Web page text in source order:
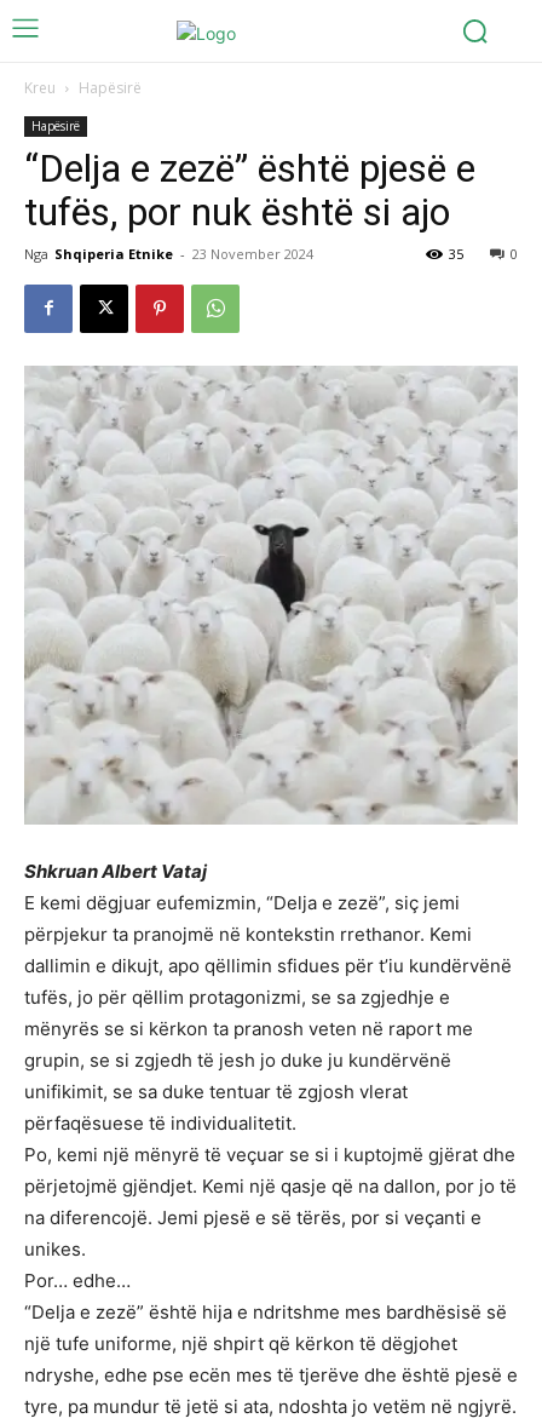
Kreu Hapësirë
Hapësirë
“Delja e zezë” është pjesë e
tufës, por nuk është si ajo
Nga Shqiperia Etnike - 23 November 2024 0
35
Shkruan Albert Vataj
E kemi dëgjuar eufemizmin, “Delja e zezë”, siç jemi
përpjekur ta pranojmë në kontekstin rrethanor. Kemi
dallimin e dikujt, apo qëllimin sfidues për t’iu kundërvënë
tufës, jo për qëllim protagonizmi, se sa zgjedhje e
mënyrës se si kërkon ta pranosh veten në raport me
grupin, se si zgjedh të jesh jo duke ju kundërvënë
unifikimit, se sa duke tentuar të zgjosh vlerat
përfaqësuese të individualitetit.
Po, kemi një mënyrë të veçuar se si i kuptojmë gjërat dhe
përjetojmë gjëndjet. Kemi një qasje që na dallon, por jo të
na diferencojë. Jemi pjesë e së tërës, por si veçanti e
unikes.
Por… edhe…
“Delja e zezë” është hija e ndritshme mes bardhësisë së
një tufe uniforme, një shpirt që kërkon të dëgjohet
ndryshe, edhe pse ecën mes të tjerëve dhe është pjesë e
tyre, pa mundur të jetë si ata, ndoshta jo vetëm në ngjyrë.